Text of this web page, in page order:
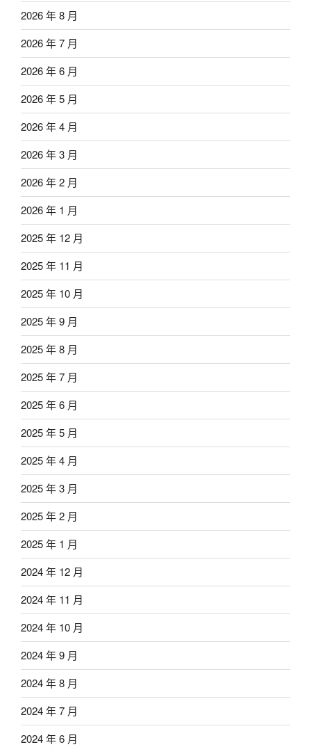
2026 年 8 月
2026 年 7 月
2026 年 6 月
2026 年 5 月
2026 年 4 月
2026 年 3 月
2026 年 2 月
2026 年 1 月
2025 年 12 月
2025 年 11 月
2025 年 10 月
2025 年 9 月
2025 年 8 月
2025 年 7 月
2025 年 6 月
2025 年 5 月
2025 年 4 月
2025 年 3 月
2025 年 2 月
2025 年 1 月
2024 年 12 月
2024 年 11 月
2024 年 10 月
2024 年 9 月
2024 年 8 月
2024 年 7 月
2024 年 6 月